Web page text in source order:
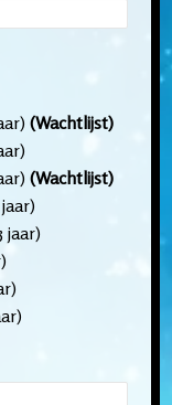
(Wachtlijst)
(Wachtlijst)
jaar)